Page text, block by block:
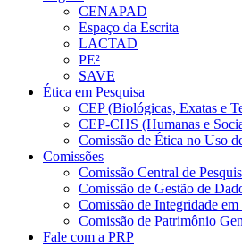
CENAPAD
Espaço da Escrita
LACTAD
PE²
SAVE
Ética em Pesquisa
CEP (Biológicas, Exatas e
CEP-CHS (Humanas e
Comissão de Ética no Uso
Comissões
Comissão Central de
Comissão de Gestão de
Comissão de Integridade
Comissão de Patrimônio
Fale com a PRP